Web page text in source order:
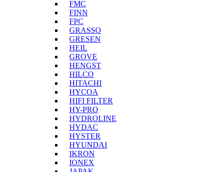
FMC
FINN
FPC
GRASSO
GRESEN
HEIL
GROVE
HENGST
HILCO
HITACHI
HYCOA
HIFI FILTER
HY-PRO
HYDROLINE
HYDAC
HYSTER
HYUNDAI
IKRON
IONEX